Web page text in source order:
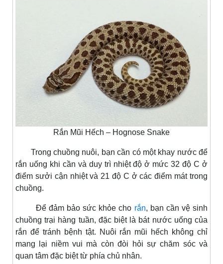
Rắn Mũi Hếch – Hognose Snake
Trong chuồng nuôi, bạn cần có một khay nước để
rắn uống khi cần và duy trì nhiệt độ ở mức 32 độ C ở
điểm sưởi cận nhiệt và 21 độ C ở các điểm mát trong
chuồng.
Để đảm bảo sức khỏe cho rắn, bạn cần vệ sinh
chuồng trại hàng tuần, đặc biệt là bát nước uống của
rắn để tránh bệnh tật. Nuôi rắn mũi hếch không chỉ
mang lại niềm vui mà còn đòi hỏi sự chăm sóc và
quan tâm đặc biệt từ phía chủ nhân.